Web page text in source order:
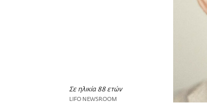
Σε ηλικία 88 ετών
LIFO NEWSROOM